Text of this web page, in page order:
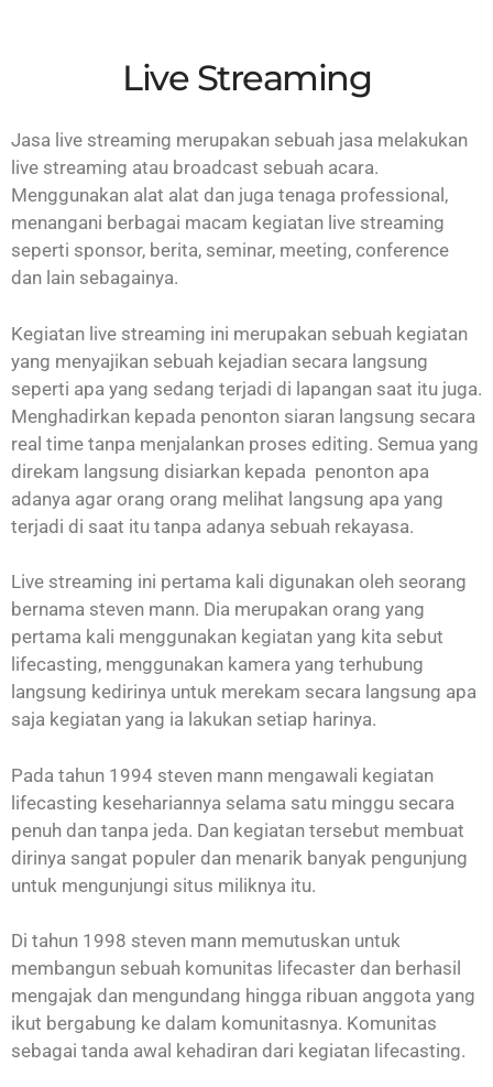
Live Streaming
Jasa live streaming merupakan sebuah jasa melakukan
live streaming atau broadcast sebuah acara.
Menggunakan alat alat dan juga tenaga professional,
menangani berbagai macam kegiatan live streaming
seperti sponsor, berita, seminar, meeting, conference
dan lain sebagainya.
Kegiatan live streaming ini merupakan sebuah kegiatan
yang menyajikan sebuah kejadian secara langsung
seperti apa yang sedang terjadi di lapangan saat itu juga.
Menghadirkan kepada penonton siaran langsung secara
real time tanpa menjalankan proses editing. Semua yang
direkam langsung disiarkan kepada penonton apa
adanya agar orang orang melihat langsung apa yang
terjadi di saat itu tanpa adanya sebuah rekayasa.
Live streaming ini pertama kali digunakan oleh seorang
bernama steven mann. Dia merupakan orang yang
pertama kali menggunakan kegiatan yang kita sebut
lifecasting, menggunakan kamera yang terhubung
langsung kedirinya untuk merekam secara langsung apa
saja kegiatan yang ia lakukan setiap harinya.
Pada tahun 1994 steven mann mengawali kegiatan
lifecasting kesehariannya selama satu minggu secara
penuh dan tanpa jeda. Dan kegiatan tersebut membuat
dirinya sangat populer dan menarik banyak pengunjung
untuk mengunjungi situs miliknya itu.
Di tahun 1998 steven mann memutuskan untuk
membangun sebuah komunitas lifecaster dan berhasil
mengajak dan mengundang hingga ribuan anggota yang
ikut bergabung ke dalam komunitasnya. Komunitas
sebagai tanda awal kehadiran dari kegiatan lifecasting.